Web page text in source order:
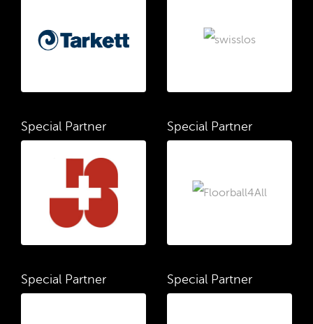
Special Partner Special Partner
Special Partner Special Partner